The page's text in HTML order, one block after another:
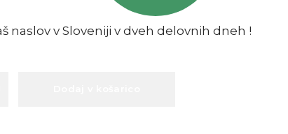
naslov v Sloveniji v dveh delovnih dneh !